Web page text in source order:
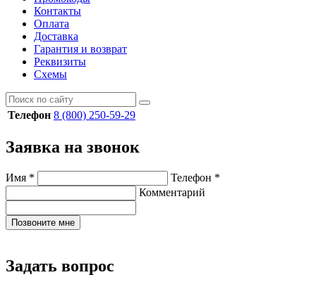
Контакты
Оплата
Доставка
Гарантия и возврат
Реквизиты
Схемы
Телефон 8 (800) 250-59-29
Заявка на звонок
Имя * Телефон *
Комментарий
Позвоните мне
Задать вопрос